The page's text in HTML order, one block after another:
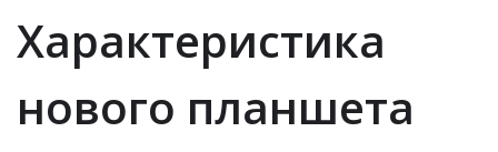
Характеристика
нового планшета